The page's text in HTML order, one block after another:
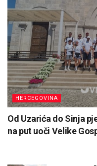
HERCEGOVINA
Od Uzarića do Sinja
na put uoči Velike